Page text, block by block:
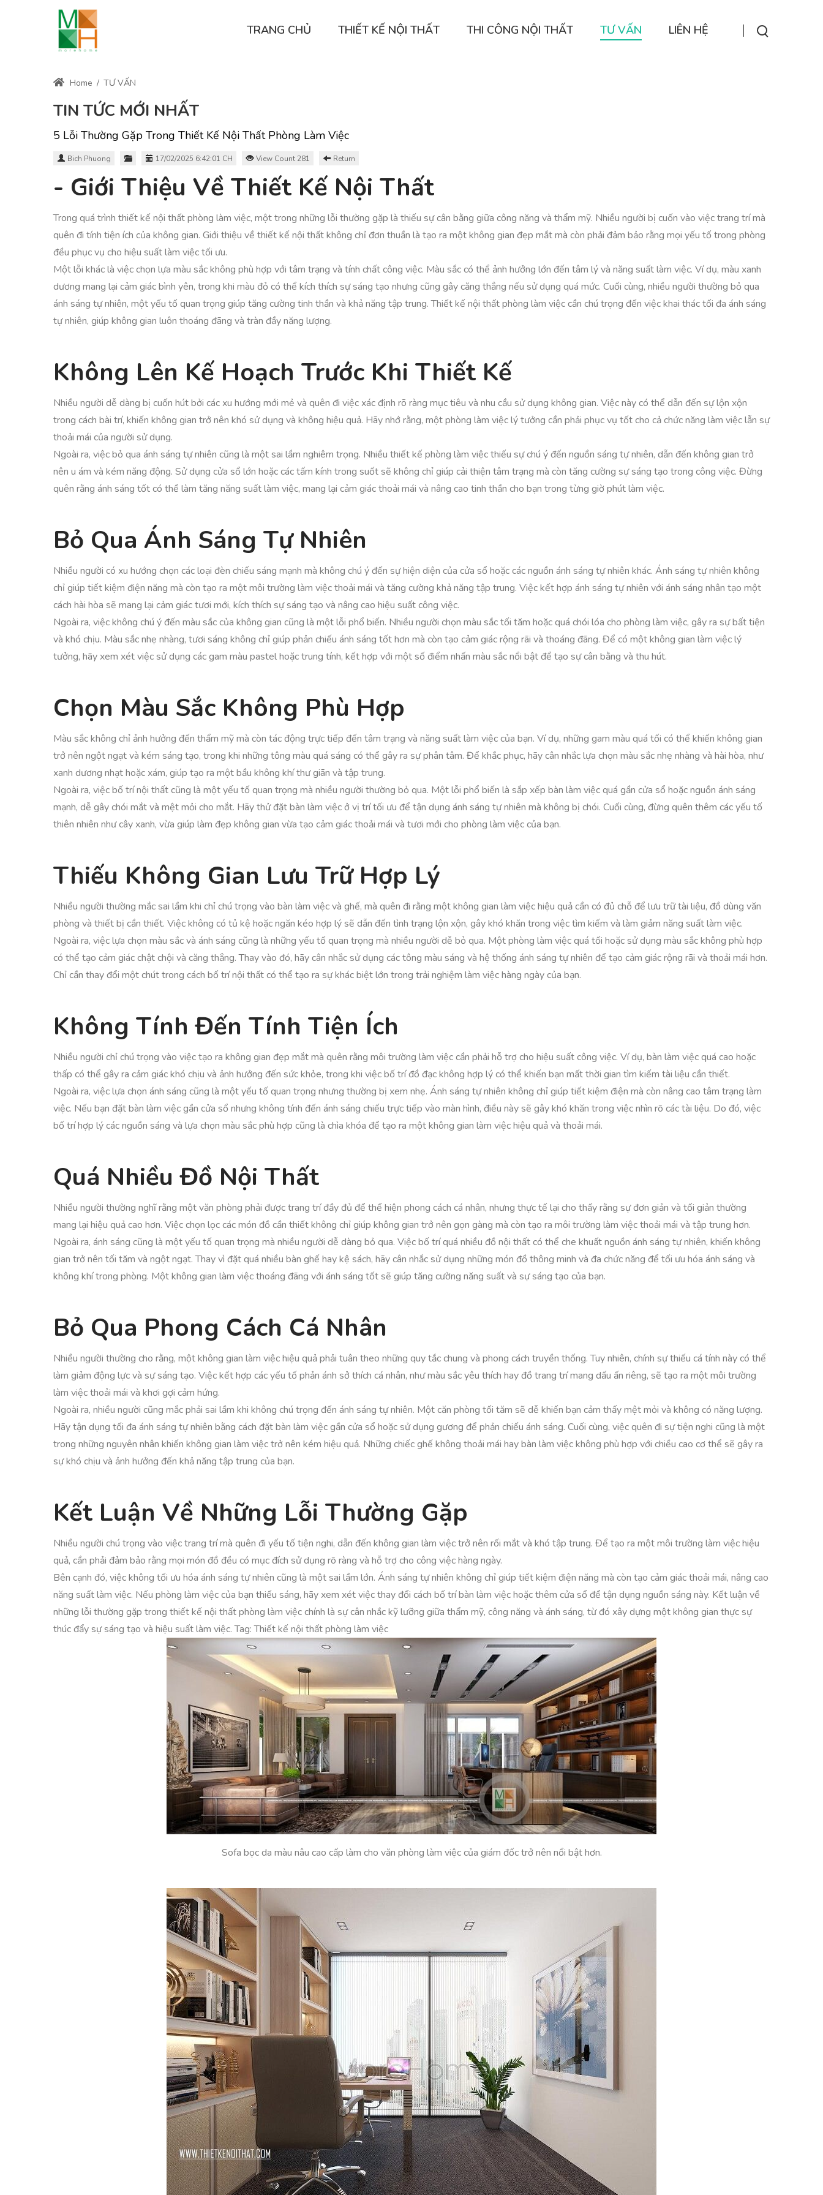
TRANG CHỦ THIẾT KẾ NỘI THẤT THI CÔNG NỘI THẤT TƯ VẤN LIÊN HỆ
Home / TƯ VẤN
TIN TỨC MỚI NHẤT
5 Lỗi Thường Gặp Trong Thiết Kế Nội Thất Phòng Làm Việc
Bich Phuong 17/02/2025 6:42:01 CH View Count 281 Return
- Giới Thiệu Về Thiết Kế Nội Thất
Trong quá trình thiết kế nội thất phòng làm việc, một trong những lỗi thường gặp là thiếu sự cân bằng giữa công năng và thẩm mỹ. Nhiều người bị cuốn vào việc trang trí mà
quên đi tính tiện ích của không gian. Giới thiệu về thiết kế nội thất không chỉ đơn thuần là tạo ra một không gian đẹp mắt mà còn phải đảm bảo rằng mọi yếu tố trong phòng
đều phục vụ cho hiệu suất làm việc tối ưu.
Một lỗi khác là việc chọn lựa màu sắc không phù hợp với tâm trạng và tính chất công việc. Màu sắc có thể ảnh hưởng lớn đến tâm lý và năng suất làm việc. Ví dụ, màu xanh
dương mang lại cảm giác bình yên, trong khi màu đỏ có thể kích thích sự sáng tạo nhưng cũng gây căng thẳng nếu sử dụng quá mức. Cuối cùng, nhiều người thường bỏ qua
ánh sáng tự nhiên, một yếu tố quan trọng giúp tăng cường tinh thần và khả năng tập trung. Thiết kế nội thất phòng làm việc cần chú trọng đến việc khai thác tối đa ánh sáng
tự nhiên, giúp không gian luôn thoáng đãng và tràn đầy năng lượng.
Không Lên Kế Hoạch Trước Khi Thiết Kế
Nhiều người dễ dàng bị cuốn hút bởi các xu hướng mới mẻ và quên đi việc xác định rõ ràng mục tiêu và nhu cầu sử dụng không gian. Việc này có thể dẫn đến sự lộn xộn
trong cách bài trí, khiến không gian trở nên khó sử dụng và không hiệu quả. Hãy nhớ rằng, một phòng làm việc lý tưởng cần phải phục vụ tốt cho cả chức năng làm việc lẫn sự
thoải mái của người sử dụng.
Ngoài ra, việc bỏ qua ánh sáng tự nhiên cũng là một sai lầm nghiêm trọng. Nhiều thiết kế phòng làm việc thiếu sự chú ý đến nguồn sáng tự nhiên, dẫn đến không gian trở
nên u ám và kém năng động. Sử dụng cửa sổ lớn hoặc các tấm kính trong suốt sẽ không chỉ giúp cải thiện tâm trạng mà còn tăng cường sự sáng tạo trong công việc. Đừng
quên rằng ánh sáng tốt có thể làm tăng năng suất làm việc, mang lại cảm giác thoải mái và nâng cao tinh thần cho bạn trong từng giờ phút làm việc.
Bỏ Qua Ánh Sáng Tự Nhiên
Nhiều người có xu hướng chọn các loại đèn chiếu sáng mạnh mà không chú ý đến sự hiện diện của cửa sổ hoặc các nguồn ánh sáng tự nhiên khác. Ánh sáng tự nhiên không
chỉ giúp tiết kiệm điện năng mà còn tạo ra một môi trường làm việc thoải mái và tăng cường khả năng tập trung. Việc kết hợp ánh sáng tự nhiên với ánh sáng nhân tạo một
cách hài hòa sẽ mang lại cảm giác tươi mới, kích thích sự sáng tạo và nâng cao hiệu suất công việc.
Ngoài ra, việc không chú ý đến màu sắc của không gian cũng là một lỗi phổ biến. Nhiều người chọn màu sắc tối tăm hoặc quá chói lóa cho phòng làm việc, gây ra sự bất tiện
và khó chịu. Màu sắc nhẹ nhàng, tươi sáng không chỉ giúp phản chiếu ánh sáng tốt hơn mà còn tạo cảm giác rộng rãi và thoáng đãng. Để có một không gian làm việc lý
tưởng, hãy xem xét việc sử dụng các gam màu pastel hoặc trung tính, kết hợp với một số điểm nhấn màu sắc nổi bật để tạo sự cân bằng và thu hút.
Chọn Màu Sắc Không Phù Hợp
Màu sắc không chỉ ảnh hưởng đến thẩm mỹ mà còn tác động trực tiếp đến tâm trạng và năng suất làm việc của bạn. Ví dụ, những gam màu quá tối có thể khiến không gian
trở nên ngột ngạt và kém sáng tạo, trong khi những tông màu quá sáng có thể gây ra sự phân tâm. Để khắc phục, hãy cân nhắc lựa chọn màu sắc nhẹ nhàng và hài hòa, như
xanh dương nhạt hoặc xám, giúp tạo ra một bầu không khí thư giãn và tập trung.
Ngoài ra, việc bố trí nội thất cũng là một yếu tố quan trọng mà nhiều người thường bỏ qua. Một lỗi phổ biến là sắp xếp bàn làm việc quá gần cửa sổ hoặc nguồn ánh sáng
mạnh, dễ gây chói mắt và mệt mỏi cho mắt. Hãy thử đặt bàn làm việc ở vị trí tối ưu để tận dụng ánh sáng tự nhiên mà không bị chói. Cuối cùng, đừng quên thêm các yếu tố
thiên nhiên như cây xanh, vừa giúp làm đẹp không gian vừa tạo cảm giác thoải mái và tươi mới cho phòng làm việc của bạn.
Thiếu Không Gian Lưu Trữ Hợp Lý
Nhiều người thường mắc sai lầm khi chỉ chú trọng vào bàn làm việc và ghế, mà quên đi rằng một không gian làm việc hiệu quả cần có đủ chỗ để lưu trữ tài liệu, đồ dùng văn
phòng và thiết bị cần thiết. Việc không có tủ kệ hoặc ngăn kéo hợp lý sẽ dẫn đến tình trạng lộn xộn, gây khó khăn trong việc tìm kiếm và làm giảm năng suất làm việc.
Ngoài ra, việc lựa chọn màu sắc và ánh sáng cũng là những yếu tố quan trọng mà nhiều người dễ bỏ qua. Một phòng làm việc quá tối hoặc sử dụng màu sắc không phù hợp
có thể tạo cảm giác chật chội và căng thẳng. Thay vào đó, hãy cân nhắc sử dụng các tông màu sáng và hệ thống ánh sáng tự nhiên để tạo cảm giác rộng rãi và thoải mái hơn.
Chỉ cần thay đổi một chút trong cách bố trí nội thất có thể tạo ra sự khác biệt lớn trong trải nghiệm làm việc hàng ngày của bạn.
Không Tính Đến Tính Tiện Ích
Nhiều người chỉ chú trọng vào việc tạo ra không gian đẹp mắt mà quên rằng môi trường làm việc cần phải hỗ trợ cho hiệu suất công việc. Ví dụ, bàn làm việc quá cao hoặc
thấp có thể gây ra cảm giác khó chịu và ảnh hưởng đến sức khỏe, trong khi việc bố trí đồ đạc không hợp lý có thể khiến bạn mất thời gian tìm kiếm tài liệu cần thiết.
Ngoài ra, việc lựa chọn ánh sáng cũng là một yếu tố quan trọng nhưng thường bị xem nhẹ. Ánh sáng tự nhiên không chỉ giúp tiết kiệm điện mà còn nâng cao tâm trạng làm
việc. Nếu bạn đặt bàn làm việc gần cửa sổ nhưng không tính đến ánh sáng chiếu trực tiếp vào màn hình, điều này sẽ gây khó khăn trong việc nhìn rõ các tài liệu. Do đó, việc
bố trí hợp lý các nguồn sáng và lựa chọn màu sắc phù hợp cũng là chìa khóa để tạo ra một không gian làm việc hiệu quả và thoải mái.
Quá Nhiều Đồ Nội Thất
Nhiều người thường nghĩ rằng một văn phòng phải được trang trí đầy đủ để thể hiện phong cách cá nhân, nhưng thực tế lại cho thấy rằng sự đơn giản và tối giản thường
mang lại hiệu quả cao hơn. Việc chọn lọc các món đồ cần thiết không chỉ giúp không gian trở nên gọn gàng mà còn tạo ra môi trường làm việc thoải mái và tập trung hơn.
Ngoài ra, ánh sáng cũng là một yếu tố quan trọng mà nhiều người dễ dàng bỏ qua. Việc bố trí quá nhiều đồ nội thất có thể che khuất nguồn ánh sáng tự nhiên, khiến không
gian trở nên tối tăm và ngột ngạt. Thay vì đặt quá nhiều bàn ghế hay kệ sách, hãy cân nhắc sử dụng những món đồ thông minh và đa chức năng để tối ưu hóa ánh sáng và
không khí trong phòng. Một không gian làm việc thoáng đãng với ánh sáng tốt sẽ giúp tăng cường năng suất và sự sáng tạo của bạn.
Bỏ Qua Phong Cách Cá Nhân
Nhiều người thường cho rằng, một không gian làm việc hiệu quả phải tuân theo những quy tắc chung và phong cách truyền thống. Tuy nhiên, chính sự thiếu cá tính này có thể
làm giảm động lực và sự sáng tạo. Việc kết hợp các yếu tố phản ánh sở thích cá nhân, như màu sắc yêu thích hay đồ trang trí mang dấu ấn riêng, sẽ tạo ra một môi trường
làm việc thoải mái và khơi gợi cảm hứng.
Ngoài ra, nhiều người cũng mắc phải sai lầm khi không chú trọng đến ánh sáng tự nhiên. Một căn phòng tối tăm sẽ dễ khiến bạn cảm thấy mệt mỏi và không có năng lượng.
Hãy tận dụng tối đa ánh sáng tự nhiên bằng cách đặt bàn làm việc gần cửa sổ hoặc sử dụng gương để phản chiếu ánh sáng. Cuối cùng, việc quên đi sự tiện nghi cũng là một
trong những nguyên nhân khiến không gian làm việc trở nên kém hiệu quả. Những chiếc ghế không thoải mái hay bàn làm việc không phù hợp với chiều cao cơ thể sẽ gây ra
sự khó chịu và ảnh hưởng đến khả năng tập trung của bạn.
Kết Luận Về Những Lỗi Thường Gặp
Nhiều người chú trọng vào việc trang trí mà quên đi yếu tố tiện nghi, dẫn đến không gian làm việc trở nên rối mắt và khó tập trung. Để tạo ra một môi trường làm việc hiệu
quả, cần phải đảm bảo rằng mọi món đồ đều có mục đích sử dụng rõ ràng và hỗ trợ cho công việc hàng ngày.
Bên cạnh đó, việc không tối ưu hóa ánh sáng tự nhiên cũng là một sai lầm lớn. Ánh sáng tự nhiên không chỉ giúp tiết kiệm điện năng mà còn tạo cảm giác thoải mái, nâng cao
năng suất làm việc. Nếu phòng làm việc của bạn thiếu sáng, hãy xem xét việc thay đổi cách bố trí bàn làm việc hoặc thêm cửa sổ để tận dụng nguồn sáng này. Kết luận về
những lỗi thường gặp trong thiết kế nội thất phòng làm việc chính là sự cân nhắc kỹ lưỡng giữa thẩm mỹ, công năng và ánh sáng, từ đó xây dựng một không gian thực sự
thúc đẩy sự sáng tạo và hiệu suất làm việc. Tag: Thiết kế nội thất phòng làm việc
Sofa bọc da màu nâu cao cấp làm cho văn phòng làm việc của giám đốc trở nên nổi bật hơn.